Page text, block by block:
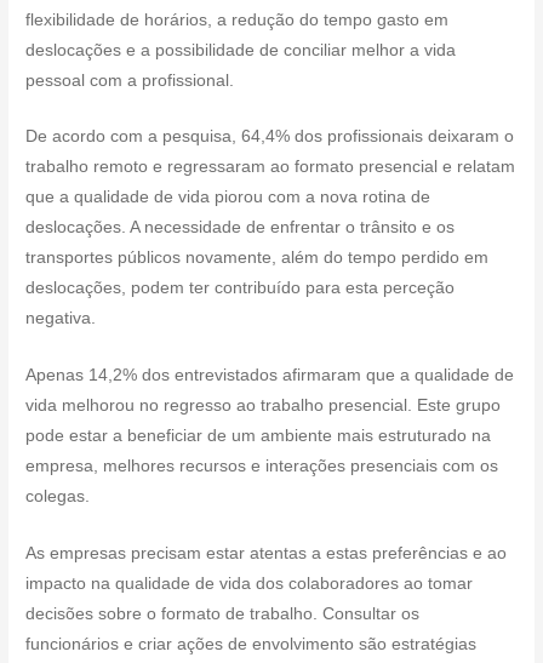
flexibilidade de horários, a redução do tempo gasto em
deslocações e a possibilidade de conciliar melhor a vida
pessoal com a profissional.
De acordo com a pesquisa, 64,4% dos profissionais deixaram o
trabalho remoto e regressaram ao formato presencial e relatam
que a qualidade de vida piorou com a nova rotina de
deslocações. A necessidade de enfrentar o trânsito e os
transportes públicos novamente, além do tempo perdido em
deslocações, podem ter contribuído para esta perceção
negativa.
Apenas 14,2% dos entrevistados afirmaram que a qualidade de
vida melhorou no regresso ao trabalho presencial. Este grupo
pode estar a beneficiar de um ambiente mais estruturado na
empresa, melhores recursos e interações presenciais com os
colegas.
As empresas precisam estar atentas a estas preferências e ao
impacto na qualidade de vida dos colaboradores ao tomar
decisões sobre o formato de trabalho. Consultar os
funcionários e criar ações de envolvimento são estratégias